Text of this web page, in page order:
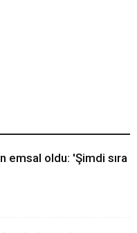
emsal oldu: 'Şimdi sıra